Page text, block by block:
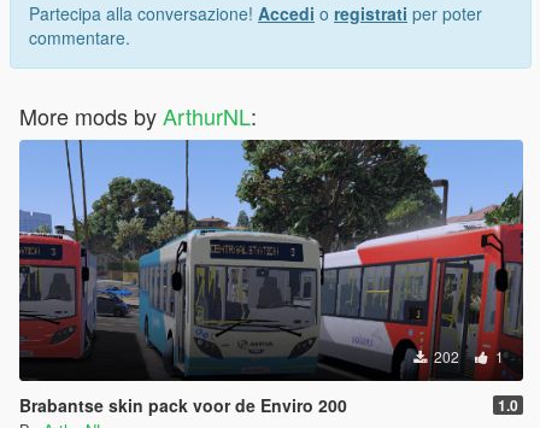
Partecipa alla conversazione! Accedi o registrati per poter
commentare.
More mods byArthurNL:
202 1
Brabantse skin pack voor de Enviro 200 1.0